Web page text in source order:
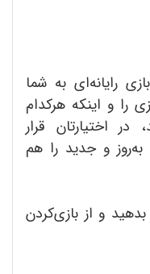
رایانه‌ای به شما
را و اینکه هرکدام
اختیارتان قرار
و جدید را هم
و از بازی‌کردن